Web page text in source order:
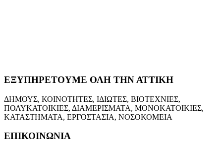
ΕΞΥΠΗΡΕΤΟΥΜΕ ΟΛΗ ΤΗΝ ΑΤΤΙΚΗ
ΔΗΜΟΥΣ, ΚΟΙΝΟΤΗΤΕΣ, ΙΔΙΩΤΕΣ, ΒΙΟΤΕΧΝΙΕΣ,
ΠΟΛΥΚΑΤΟΙΚΙΕΣ, ΔΙΑΜΕΡΙΣΜΑΤΑ, ΜΟΝΟΚΑΤΟΙΚΙΕΣ,
ΚΑΤΑΣΤΗΜΑΤΑ, ΕΡΓΟΣΤΑΣΙΑ, ΝΟΣΟΚΟΜΕΙΑ
ΕΠΙΚΟΙΝΩΝΙΑ